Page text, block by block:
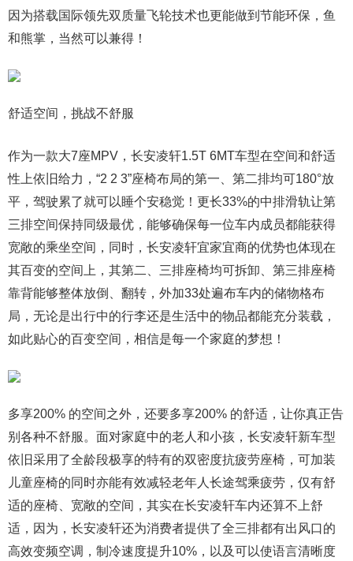
因为搭载国际领先双质量飞轮技术也更能做到节能环保，鱼
和熊掌，当然可以兼得！
舒适空间，挑战不舒服
作为一款大7座MPV，长安凌轩1.5T 6MT车型在空间和舒适
性上依旧给力，“2 2 3”座椅布局的第一、第二排均可180°放
平，驾驶累了就可以睡个安稳觉！更长33%的中排滑轨让第
三排空间保持同级最优，能够确保每一位车内成员都能获得
宽敞的乘坐空间，同时，长安凌轩宜家宜商的优势也体现在
其百变的空间上，其第二、三排座椅均可拆卸、第三排座椅
靠背能够整体放倒、翻转，外加33处遍布车内的储物格布
局，无论是出行中的行李还是生活中的物品都能充分装载，
如此贴心的百变空间，相信是每一个家庭的梦想！
多享200% 的空间之外，还要多享200% 的舒适，让你真正告
别各种不舒服。面对家庭中的老人和小孩，长安凌轩新车型
依旧采用了全龄段极享的特有的双密度抗疲劳座椅，可加装
儿童座椅的同时亦能有效减轻老年人长途驾乘疲劳，仅有舒
适的座椅、宽敞的空间，其实在长安凌轩车内还算不上舒
适，因为，长安凌轩还为消费者提供了全三排都有出风口的
高效变频空调，制冷速度提升10%，以及可以使语言清晰度